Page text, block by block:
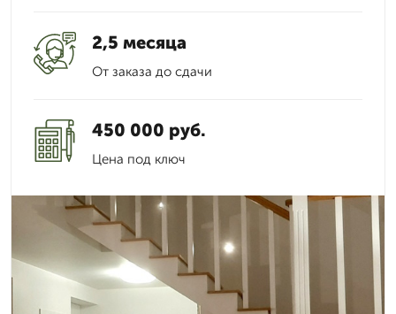
2,5 месяца
От заказа до сдачи
450 000 руб.
Цена под ключ